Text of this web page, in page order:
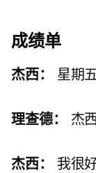
成绩单
杰西： 星期
理查德： 杰
杰西： 我很好